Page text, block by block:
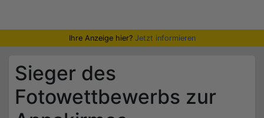
Ihre Anzeige hier? Jetzt informieren
Sieger des
Fotowettbewerbs zur